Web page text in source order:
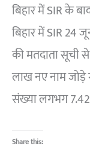
बिहार में SIR के
बिहार में SIR 24
की मतदाता सूची
लाख नए नाम
संख्या लगभग
Share this: